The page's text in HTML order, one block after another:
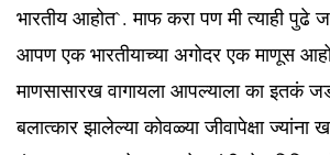
भारतीय आहोत`. माफ करा पण मी त्याही पुढे
आपण एक भारतीयाच्या अगोदर एक माणूस
माणसासारख वागायला आपल्याला का इतकं
बलात्कार झालेल्या कोवळ्या जीवापेक्षा